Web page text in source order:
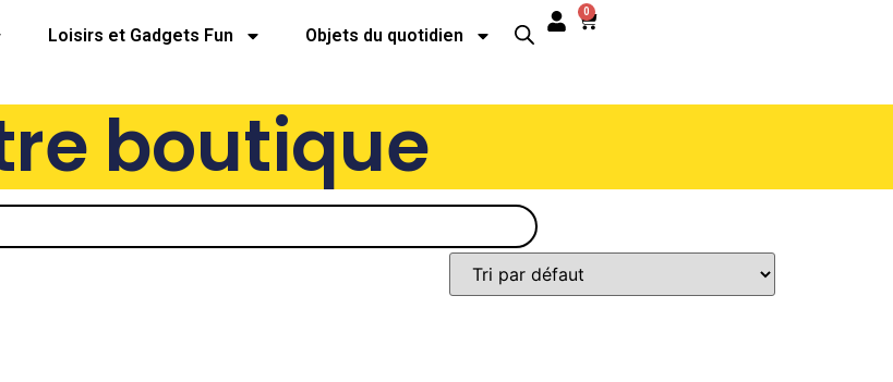
Loisirs et Gadgets Fun Objets du quotidien
0
boutique